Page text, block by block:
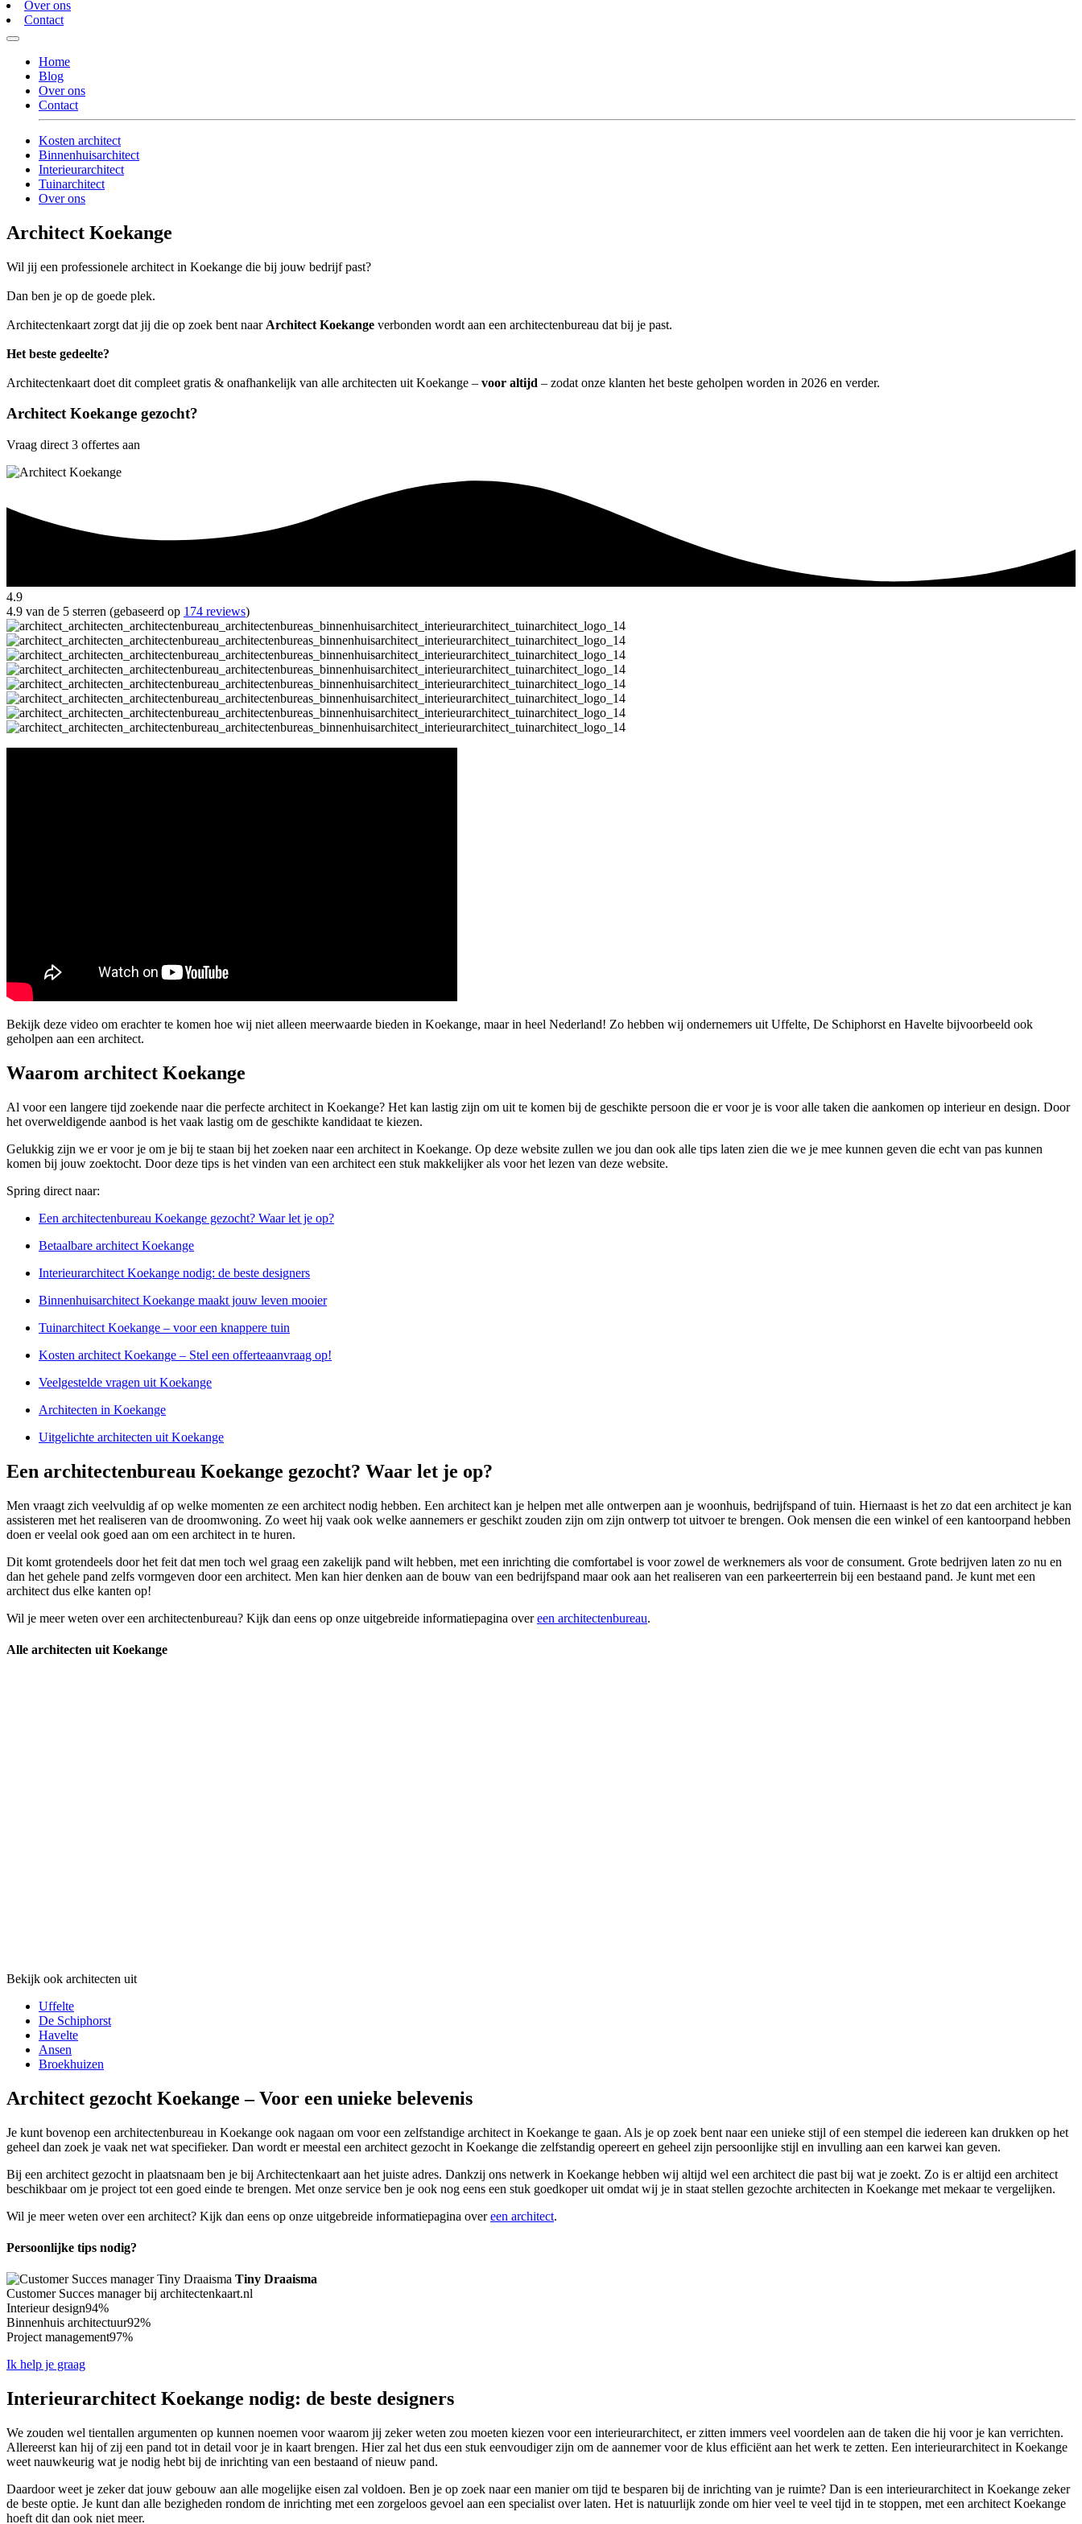
Over ons
Contact
Home
Blog
Over ons
Contact
Kosten architect
Binnenhuisarchitect
Interieurarchitect
Tuinarchitect
Over ons
Architect Koekange
Wil jij een professionele architect in Koekange die bij jouw bedrijf past?
Dan ben je op de goede plek.
Architectenkaart zorgt dat jij die op zoek bent naar Architect Koekange verbonden wordt aan een architectenbureau dat bij je past.
Het beste gedeelte?
Architectenkaart doet dit compleet gratis & onafhankelijk van alle architecten uit Koekange – voor altijd – zodat onze klanten het beste geholpen worden in 2026 en verder.
Architect Koekange gezocht?
Vraag direct 3 offertes aan
4.9
4.9 van de 5 sterren (gebaseerd op 174 reviews)
Bekijk deze video om erachter te komen hoe wij niet alleen meerwaarde bieden in Koekange, maar in heel Nederland! Zo hebben wij ondernemers uit Uffelte, De Schiphorst en Havelte bijvoorbeeld ook
geholpen aan een architect.
Waarom architect Koekange
Al voor een langere tijd zoekende naar die perfecte architect in Koekange? Het kan lastig zijn om uit te komen bij de geschikte persoon die er voor je is voor alle taken die aankomen op interieur en design. Door
het overweldigende aanbod is het vaak lastig om de geschikte kandidaat te kiezen.
Gelukkig zijn we er voor je om je bij te staan bij het zoeken naar een architect in Koekange. Op deze website zullen we jou dan ook alle tips laten zien die we je mee kunnen geven die echt van pas kunnen
komen bij jouw zoektocht. Door deze tips is het vinden van een architect een stuk makkelijker als voor het lezen van deze website.
Spring direct naar:
Een architectenbureau Koekange gezocht? Waar let je op?
Betaalbare architect Koekange
Interieurarchitect Koekange nodig: de beste designers
Binnenhuisarchitect Koekange maakt jouw leven mooier
Tuinarchitect Koekange – voor een knappere tuin
Kosten architect Koekange – Stel een offerteaanvraag op!
Veelgestelde vragen uit Koekange
Architecten in Koekange
Uitgelichte architecten uit Koekange
Een architectenbureau Koekange gezocht? Waar let je op?
Men vraagt zich veelvuldig af op welke momenten ze een architect nodig hebben. Een architect kan je helpen met alle ontwerpen aan je woonhuis, bedrijfspand of tuin. Hiernaast is het zo dat een architect je kan
assisteren met het realiseren van de droomwoning. Zo weet hij vaak ook welke aannemers er geschikt zouden zijn om zijn ontwerp tot uitvoer te brengen. Ook mensen die een winkel of een kantoorpand hebben
doen er veelal ook goed aan om een architect in te huren.
Dit komt grotendeels door het feit dat men toch wel graag een zakelijk pand wilt hebben, met een inrichting die comfortabel is voor zowel de werknemers als voor de consument. Grote bedrijven laten zo nu en
dan het gehele pand zelfs vormgeven door een architect. Men kan hier denken aan de bouw van een bedrijfspand maar ook aan het realiseren van een parkeerterrein bij een bestaand pand. Je kunt met een
architect dus elke kanten op!
Wil je meer weten over een architectenbureau? Kijk dan eens op onze uitgebreide informatiepagina overeen architectenbureau.
Alle architecten uit Koekange
Bekijk ook architecten uit
Uffelte
De Schiphorst
Havelte
Ansen
Broekhuizen
Architect gezocht Koekange – Voor een unieke belevenis
Je kunt bovenop een architectenbureau in Koekange ook nagaan om voor een zelfstandige architect in Koekange te gaan. Als je op zoek bent naar een unieke stijl of een stempel die iedereen kan drukken op het
geheel dan zoek je vaak net wat specifieker. Dan wordt er meestal een architect gezocht in Koekange die zelfstandig opereert en geheel zijn persoonlijke stijl en invulling aan een karwei kan geven.
Bij een architect gezocht in plaatsnaam ben je bij Architectenkaart aan het juiste adres. Dankzij ons netwerk in Koekange hebben wij altijd wel een architect die past bij wat je zoekt. Zo is er altijd een architect
beschikbaar om je project tot een goed einde te brengen. Met onze service ben je ook nog eens een stuk goedkoper uit omdat wij je in staat stellen gezochte architecten in Koekange met mekaar te vergelijken.
Wil je meer weten over een architect? Kijk dan eens op onze uitgebreide informatiepagina overeen architect.
Persoonlijke tips nodig?
Tiny Draaisma
Customer Succes manager bij architectenkaart.nl
Interieur design94%
Binnenhuis architectuur92%
Project management97%
Ik help je graag
Interieurarchitect Koekange nodig: de beste designers
We zouden wel tientallen argumenten op kunnen noemen voor waarom jij zeker weten zou moeten kiezen voor een interieurarchitect, er zitten immers veel voordelen aan de taken die hij voor je kan verrichten.
Allereerst kan hij of zij een pand tot in detail voor je in kaart brengen. Hier zal het dus een stuk eenvoudiger zijn om de aannemer voor de klus efficiënt aan het werk te zetten. Een interieurarchitect in Koekange
weet nauwkeurig wat je nodig hebt bij de inrichting van een bestaand of nieuw pand.
Daardoor weet je zeker dat jouw gebouw aan alle mogelijke eisen zal voldoen. Ben je op zoek naar een manier om tijd te besparen bij de inrichting van je ruimte? Dan is een interieurarchitect in Koekange zeker
de beste optie. Je kunt dan alle bezigheden rondom de inrichting met een zorgeloos gevoel aan een specialist over laten. Het is natuurlijk zonde om hier veel te veel tijd in te stoppen, met een architect Koekange
hoeft dit dan ook niet meer.